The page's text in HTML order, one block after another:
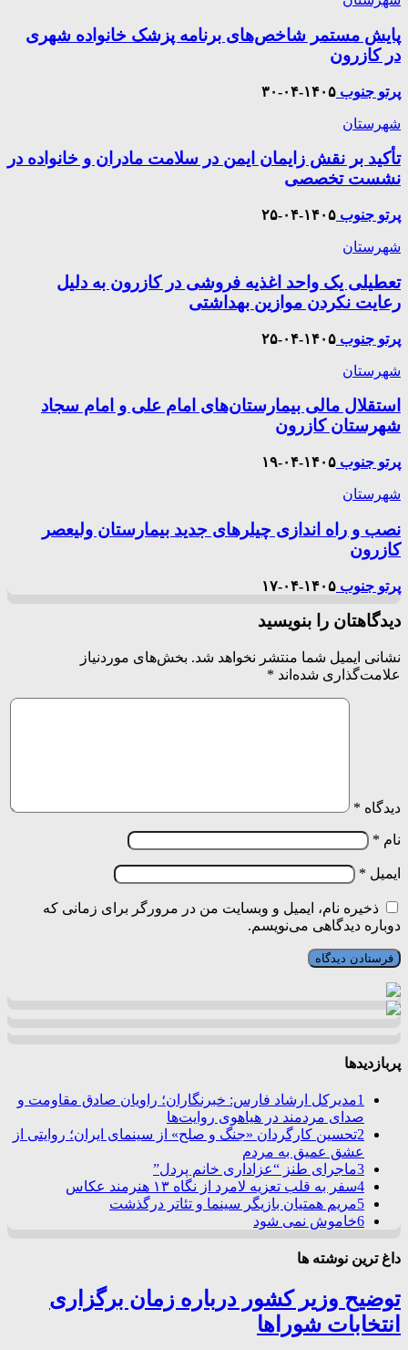
پایش مستمر شاخص‌های برنامه پزشک خانواده شهری
در کازرون
پرتو جنوب ۱۴۰۵-۰۴-۳۰
شهرستان
تأکید بر نقش زایمان ایمن در سلامت مادران و خانواده در
نشست تخصصی
پرتو جنوب ۱۴۰۵-۰۴-۲۵
شهرستان
تعطیلی یک واحد اغذیه فروشی در کازرون به دلیل
رعایت نکردن موازین بهداشتی
پرتو جنوب ۱۴۰۵-۰۴-۲۵
شهرستان
استقلال مالی بیمارستان‌های امام علی و امام سجاد
شهرستان کازرون
پرتو جنوب ۱۴۰۵-۰۴-۱۹
شهرستان
نصب و راه اندازی چیلرهای جدید بیمارستان ولیعصر
کازرون
پرتو جنوب ۱۴۰۵-۰۴-۱۷
دیدگاهتان را بنویسید
نشانی ایمیل شما منتشر نخواهد شد. بخش‌های موردنیاز
علامت‌گذاری شده‌اند *
دیدگاه *
نام *
ایمیل *
ذخیره نام، ایمیل و وبسایت من در مرورگر برای زمانی که
دوباره دیدگاهی می‌نویسم.
پربازدیدها
1مدیرکل ارشاد فارس: خبرنگاران؛ راویان صادق مقاومت و
صدای مردمند در هیاهوی روایت‌ها
2تحسین کارگردان «جنگ و صلح» از سینمای ایران؛ روایتی از
عشق عمیق به مردم
3ماجرای طنز “عزاداری خانم پردل”
4سفر به قلب تعزیه لامرد از نگاه ۱۳ هنرمند عکاس
5مریم همتیان بازیگر سینما و تئاتر درگذشت
6خاموش نمی شود
داغ ترین نوشته ها
توضیح وزیر کشور درباره زمان برگزاری
انتخابات شوراها